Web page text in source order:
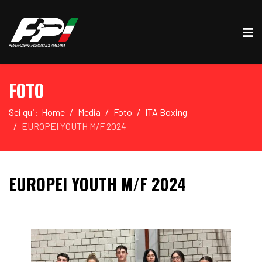
FOTO
Sei qui: Home Media Foto
ITA Boxing
EUROPEI YOUTH M/F 2024
EUROPEI YOUTH M/F 2024